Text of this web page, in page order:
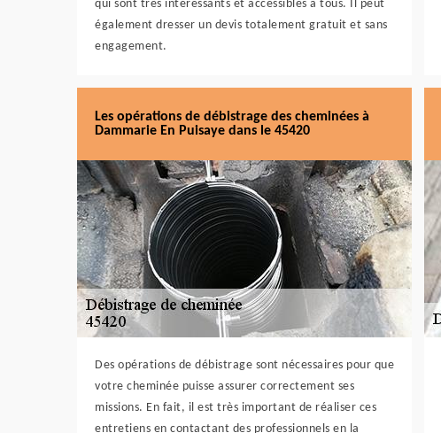
qui sont très intéressants et accessibles à tous. Il peut
également dresser un devis totalement gratuit et sans
engagement.
Les opérations de débistrage des cheminées à
Dammarie En Puisaye dans le 45420
Des opérations de débistrage sont nécessaires pour que
votre cheminée puisse assurer correctement ses
missions. En fait, il est très important de réaliser ces
entretiens en contactant des professionnels en la